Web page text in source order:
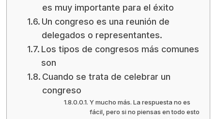
es muy importante para el éxito
Un congreso es una reunión de
delegados o representantes.
Los tipos de congresos más comunes
son
Cuando se trata de celebrar un
congreso
Y mucho más. La respuesta no es
fácil, pero si no piensas en todo esto